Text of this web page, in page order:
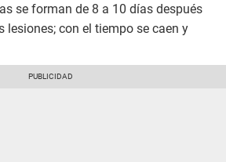
se forman de 8 a 10 días después
lesiones; con el tiempo se caen y